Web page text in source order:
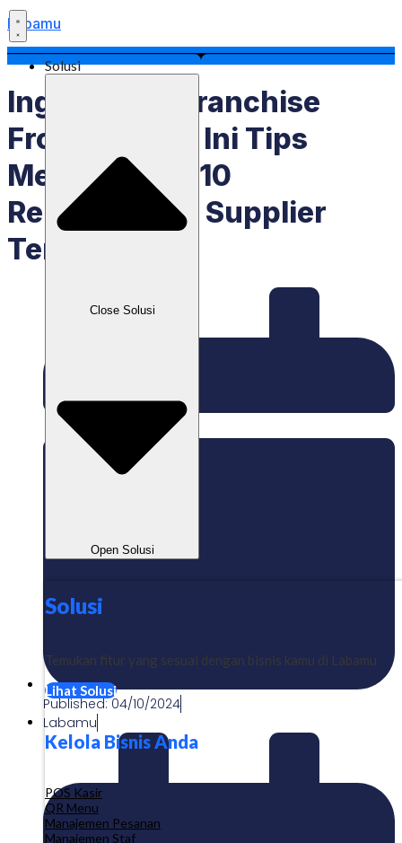
Labamu
Solusi
Close Solusi
Open Solusi
Solusi
Temukan fitur yang sesuai dengan bisnis kamu di Labamu
Lihat Solusi
Kelola Bisnis Anda
POS Kasir
QR Menu
Manajemen Pesanan
Manajemen Staf
Ingin Bisnis Franchise
Frozen Food? Ini Tips
Memulai Dan 10
Rekomendasi Supplier
Terbaiknya!
Published:04/10/2024
Labamu